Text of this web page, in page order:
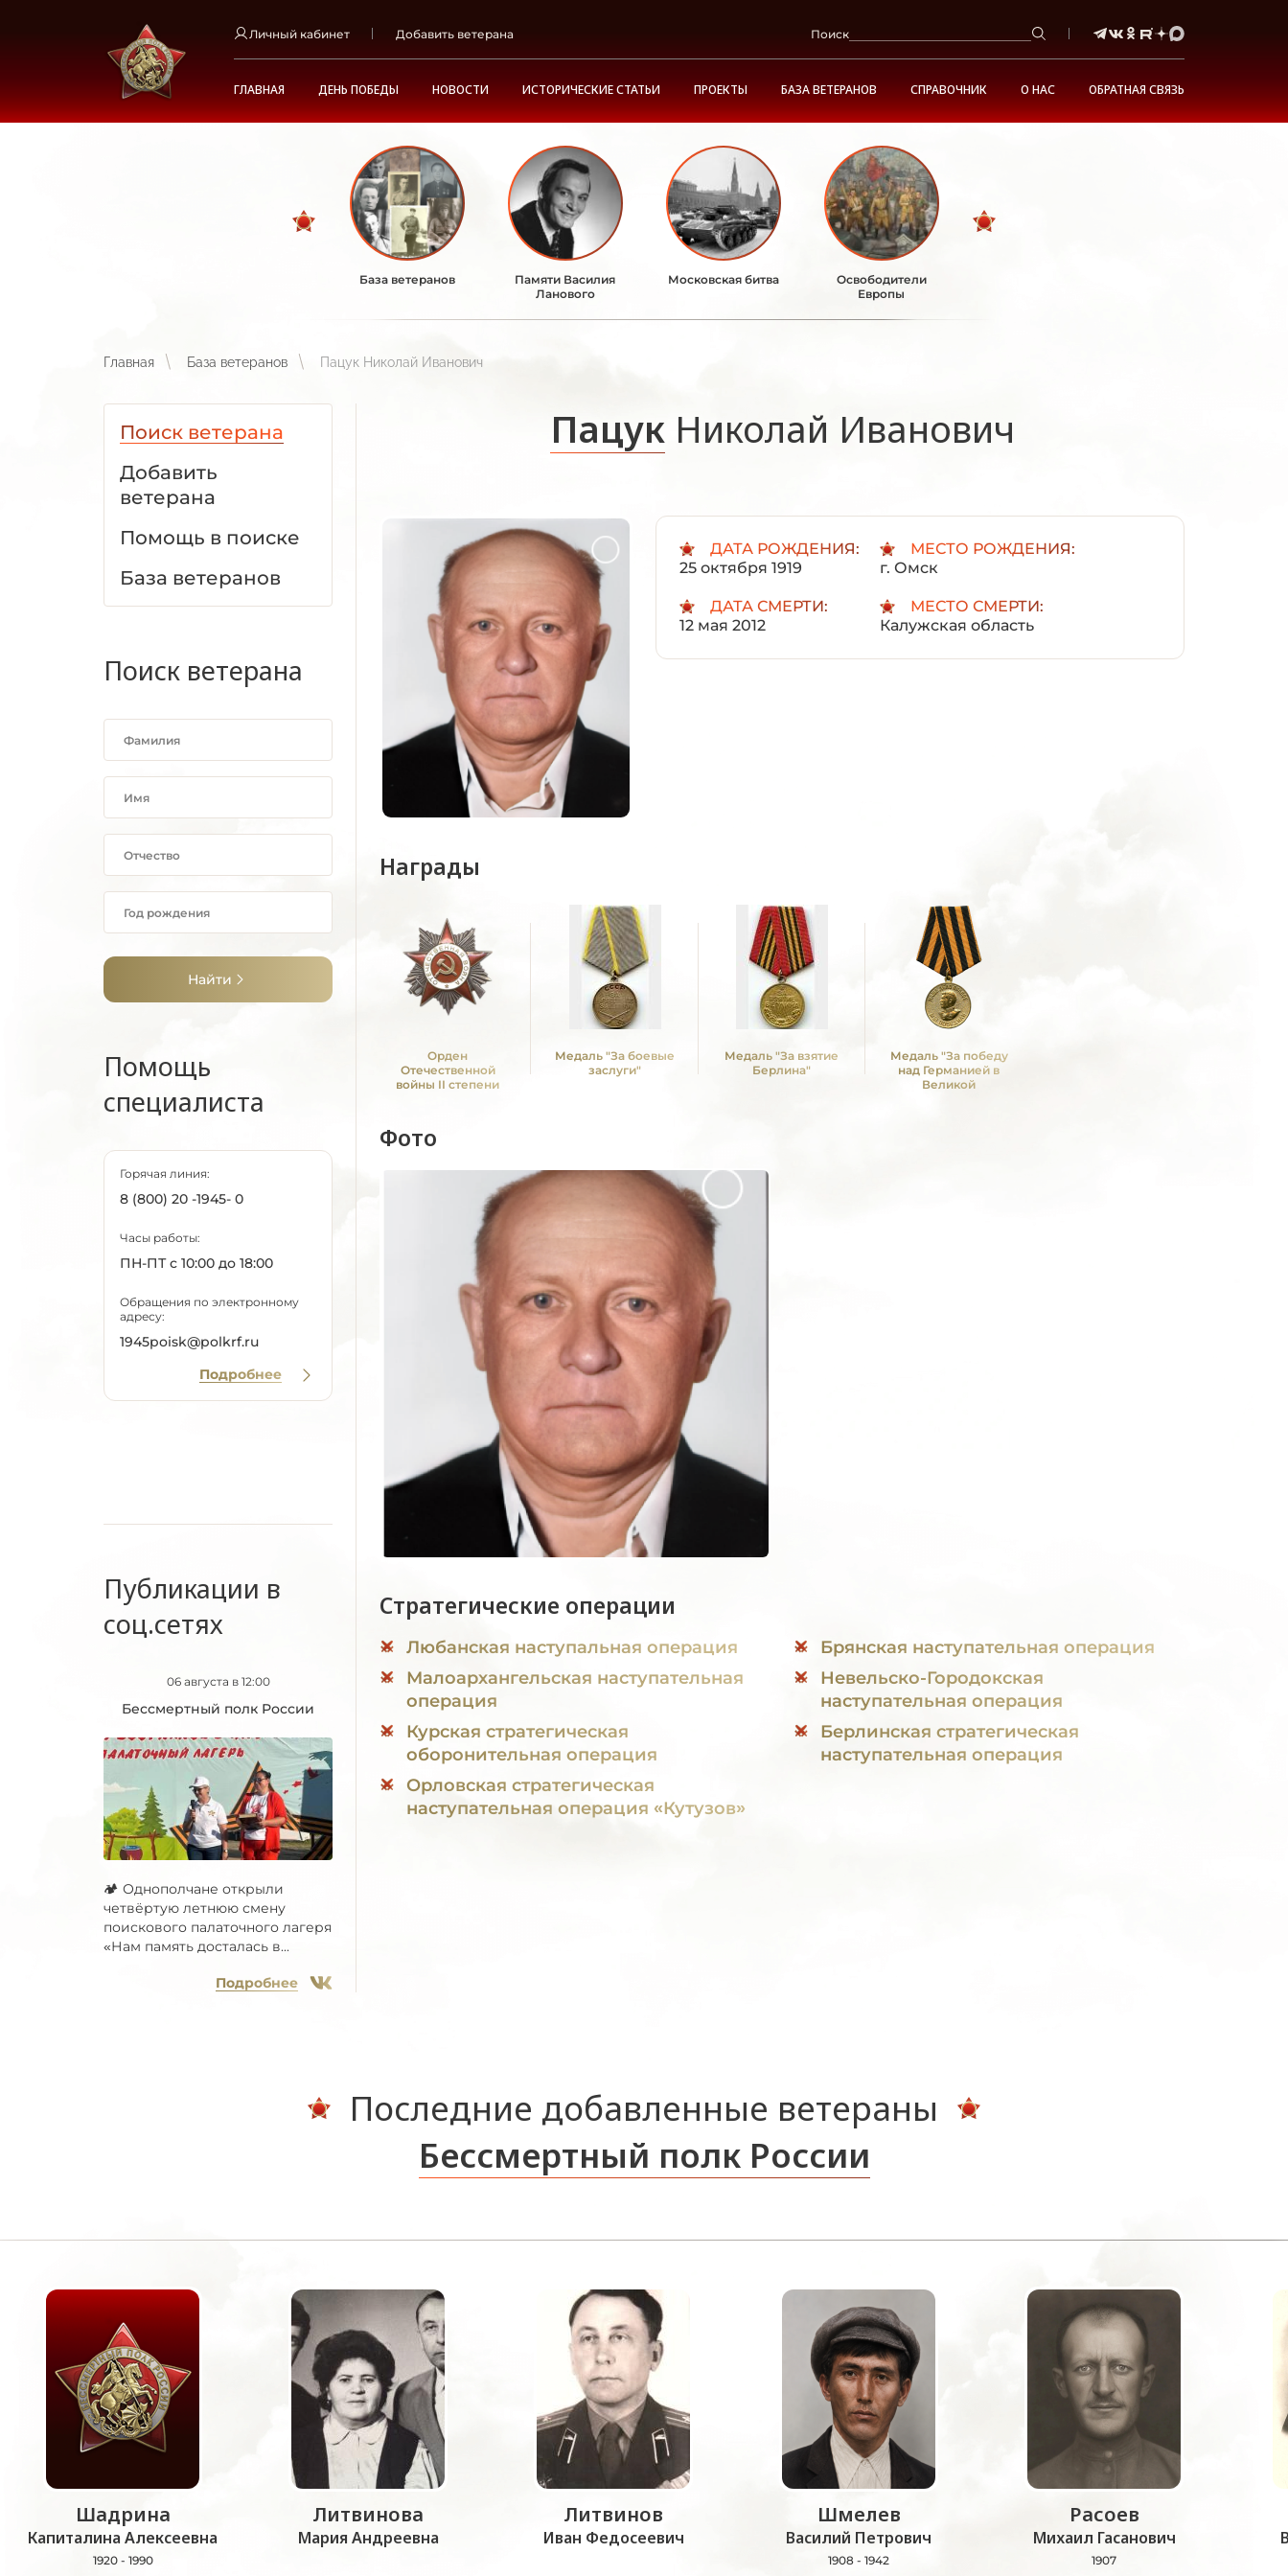
Личный кабинет Добавить ветерана Поиск
ГЛАВНАЯ ДЕНЬ ПОБЕДЫ НОВОСТИ ИСТОРИЧЕСКИЕ СТАТЬИ ПРОЕКТЫ БАЗА ВЕТЕРАНОВ СПРАВОЧНИК О НАС ОБРАТНАЯ СВЯЗЬ
База ветеранов
Памяти Василия
Ланового
Московская битва
Освободители
Европы
Главная База ветеранов Пацук Николай Иванович
Поиск ветерана
Добавить
ветерана
Помощь в поиске
База ветеранов
Поиск ветерана
Найти
Помощь
специалиста
Горячая линия:
8 (800) 20 -1945- 0
Часы работы:
ПН-ПТ с 10:00 до 18:00
Обращения по электронному
адресу:
1945poisk@polkrf.ru
Подробнее
Публикации в
соц.сетях
06 августа в 12:00
Бессмертный полк России
🏕 Однополчане открыли
четвёртую летнюю смену
поискового палаточного лагеря
«Нам память досталась в...
Подробнее
Пацук Николай Иванович
ДАТА РОЖДЕНИЯ:
25 октября 1919
МЕСТО РОЖДЕНИЯ:
г. Омск
ДАТА СМЕРТИ:
12 мая 2012
МЕСТО СМЕРТИ:
Калужская область
Награды
Орден
Отечественной
войны II степени
Медаль "За боевые
заслуги"
Медаль "За взятие
Берлина"
Медаль "За победу
над Германией в
Великой
Фото
Стратегические операции
Любанская наступальная операция
Малоархангельская наступательная
операция
Курская стратегическая
оборонительная операция
Орловская стратегическая
наступательная операция «Кутузов»
Брянская наступательная операция
Невельско-Городокская
наступательная операция
Берлинская стратегическая
наступательная операция
Последние добавленные ветераны
Бессмертный полк России
Шадрина
Капиталина Алексеевна
1920 - 1990
Литвинова
Мария Андреевна
Литвинов
Иван Федосеевич
Шмелев
Василий Петрович
1908 - 1942
Расоев
Михаил Гасанович
1907